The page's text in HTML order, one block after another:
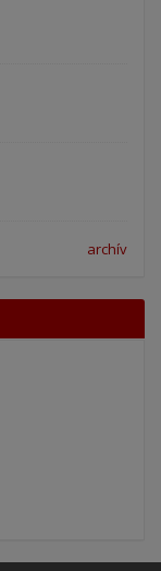
archív